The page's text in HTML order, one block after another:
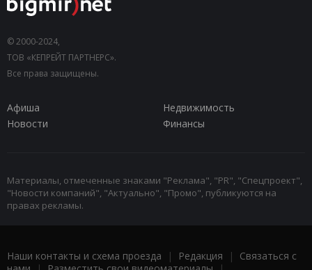
© 2000-2024,
ТОВ «КЕПРЕЙТ ПАРТНЕРС».
Все права защищены.
Афиша
Недвижимость
Новости
Финансы
Материалы, отмеченные знаками "Реклама", "PR", "Спецпроект",
"Новости компаний", "Актуально", "Промо", публикуются на
правах рекламы.
Наши контакты и схема проезда | Редакция | Связаться с